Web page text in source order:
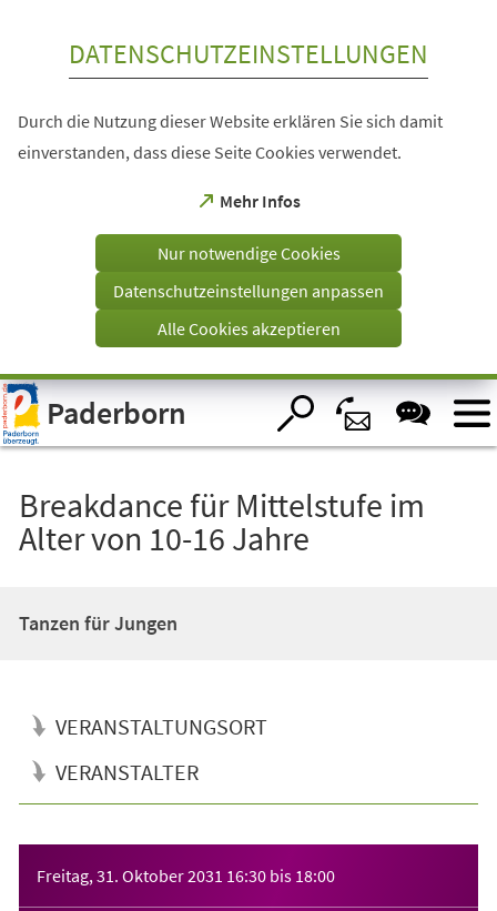
Visuelle
Assistenzsoftware
öffnen.
DATENSCHUTZEINSTELLUNGEN
Durch die Nutzung dieser Website erklären Sie sich damit
einverstanden, dass diese Seite Cookies verwendet.
Mehr Infos
(Öffnet
einem
Tab)
Nur notwendige Cookies
Datenschutzeinstellungen anpassen
Alle Cookies akzeptieren
Paderborn
Breakdance für Mittelstufe im
Alter von 10-16 Jahre
Tanzen für Jungen
VERANSTALTUNGSORT
VERANSTALTER
Freitag, 31. Oktober 2031 16:30 bis 18:00